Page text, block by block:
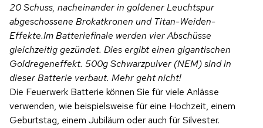
20 Schuss, nacheinander in goldener Leuchtspur
abgeschossene Brokatkronen und Titan-Weiden-
Effekte.Im Batteriefinale werden vier Abschüsse
gleichzeitig gezündet. Dies ergibt einen gigantischen
Goldregeneffekt. 500g Schwarzpulver (NEM) sind in
dieser Batterie verbaut. Mehr geht nicht!
Die Feuerwerk Batterie können Sie für viele Anlässe
verwenden, wie beispielsweise für eine Hochzeit, einem
Geburtstag, einem Jubiläum oder auch für Silvester.